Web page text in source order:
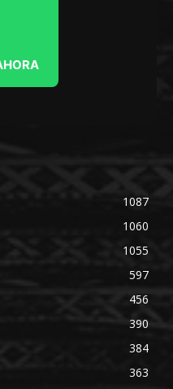
1087
1060
1055
597
456
390
384
363